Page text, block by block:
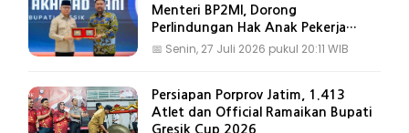
Menteri BP2MI, Dorong
Perlindungan Hak Anak Pekerja
Migran
📅 Senin, 27 Juli 2026 pukul 20:11 WIB
Persiapan Porprov Jatim, 1.413
Atlet dan Official Ramaikan Bupati
Gresik Cup 2026